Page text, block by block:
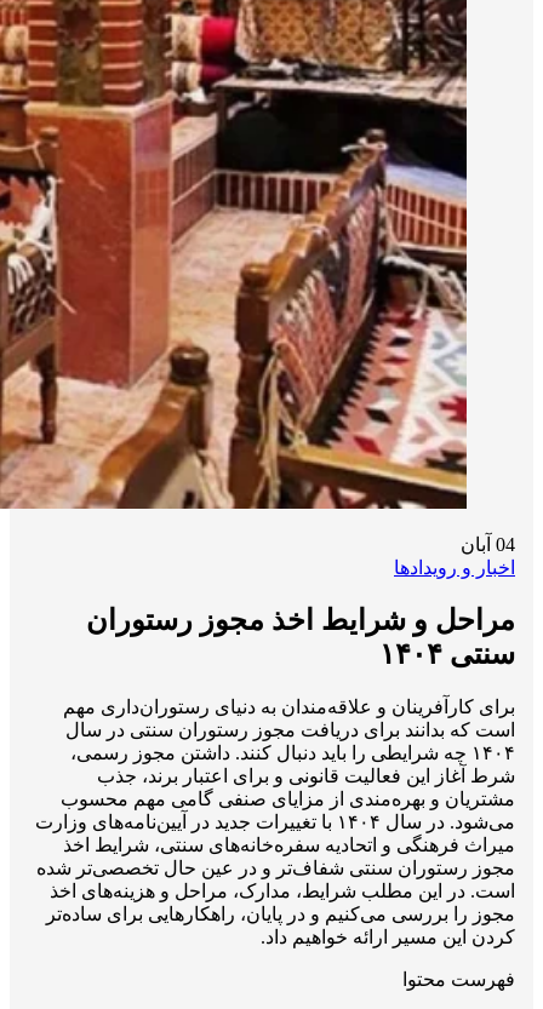
04 آبان
اخبار و رویدادها
مراحل و شرایط اخذ مجوز رستوران
سنتی ۱۴۰۴
برای کارآفرینان و علاقه‌مندان به دنیای رستوران‌داری مهم
است که بدانند برای دریافت مجوز رستوران سنتی در سال
۱۴۰۴ چه شرایطی را باید دنبال کنند. داشتن مجوز رسمی،
شرط آغاز این فعالیت قانونی و برای اعتبار برند، جذب
مشتریان و بهره‌مندی از مزایای صنفی گامی مهم محسوب
می‌شود. در سال ۱۴۰۴ با تغییرات جدید در آیین‌نامه‌های وزارت
میراث فرهنگی و اتحادیه سفره‌خانه‌های سنتی، شرایط اخذ
مجوز رستوران سنتی شفاف‌تر و در عین حال تخصصی‌تر شده
است. در این مطلب شرایط، مدارک، مراحل و هزینه‌های اخذ
مجوز را بررسی می‌کنیم و در پایان، راهکارهایی برای ساده‌تر
کردن این مسیر ارائه خواهیم داد.
فهرست محتوا